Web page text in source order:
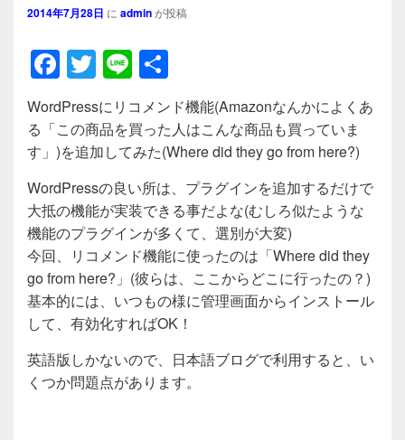
2014年7月28日 に adminが投稿
F
a
c
e
b
o
o
k
T
wi
tt
er
Li
n
e
有
WordPressにリコメンド機能(Amazonなんかによくあ
る「この商品を買った人はこんな商品も買っていま
す」)を追加してみた(Where did they go from here?)
WordPressの良い所は、プラグインを追加するだけで
大抵の機能が実装できる事だよな(むしろ似たような
機能のプラグインが多くて、選別が大変)
今回、リコメンド機能に使ったのは「Where did they
go from here?」(彼らは、ここからどこに行ったの？)
基本的には、いつもの様に管理画面からインストール
して、有効化すればOK！
英語版しかないので、日本語ブログで利用すると、い
くつか問題点があります。